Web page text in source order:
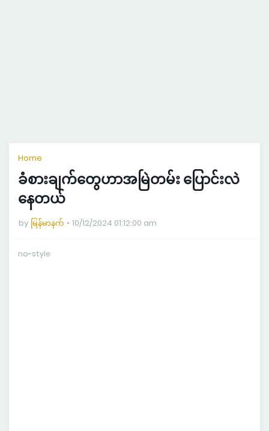
Home
ခံစားချက်တွေဟာအမြဲတမ်း ပြောင်းလဲ
နေတယ်
by မြန်မာနက် 10/12/2024 01:12:00 am
no-style